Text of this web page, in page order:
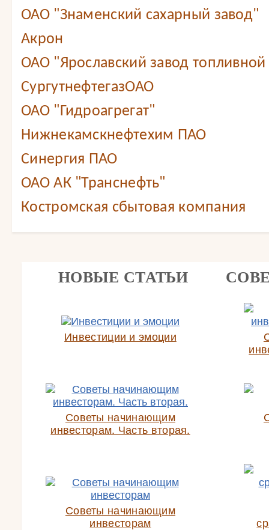
ОАО "Знаменский сахарный завод"
Акрон
ОАО "Ярославский завод
СургутнефтегазОАО
ОАО "Гидроагрегат"
Нижнекамскнефтехим ПАО
Синергия ПАО
ОАО АК "Транснефть"
Костромская сбытовая компания
НОВЫЕ СТАТЬИ
Инвестиции и эмоции
Советы начинающим
инвесторам. Часть вторая.
Советы начинающим
инвесторам